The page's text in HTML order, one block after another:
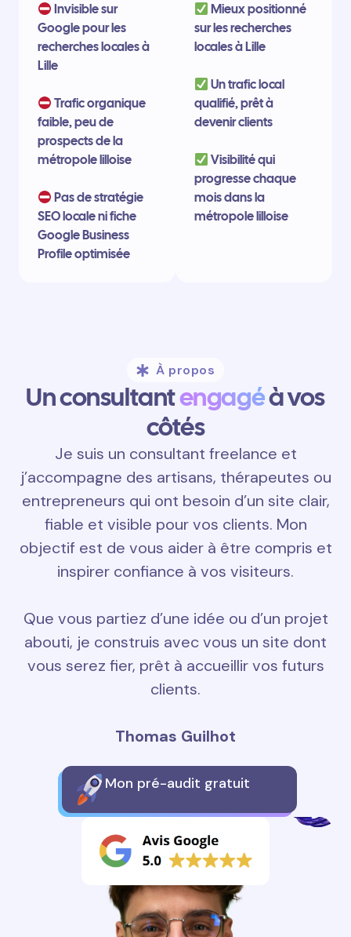
Invisible sur
Google pour les
recherches locales à
Lille
Trafic organique
faible, peu de
prospects de la
métropole lilloise
Pas de stratégie
SEO locale ni fiche
Google Business
Profile optimisée
Mieux positionné
sur les recherches
locales à Lille
Un trafic local
qualifié, prêt à
devenir clients
Visibilité qui
progresse chaque
mois dans la
métropole lilloise
À propos
Un consultantengagéà vos
côtés
Je suis un consultant freelance et
j’accompagne des artisans, thérapeutes ou
entrepreneurs qui ont besoin d’un site clair,
fiable et visible pour vos clients. Mon
objectif est de vous aider à être compris et
inspirer confiance à vos visiteurs.
Que vous partiez d’une idée ou d’un projet
abouti, je construis avec vous un site dont
vous serez fier, prêt à accueillir vos futurs
clients.
Thomas Guilhot
Mon pré-audit gratuit